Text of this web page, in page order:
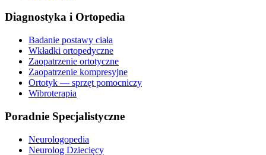
Diagnostyka i Ortopedia
Badanie postawy ciała
Wkładki ortopedyczne
Zaopatrzenie ortotyczne
Zaopatrzenie kompresyjne
Ortotyk — sprzęt pomocniczy
Wibroterapia
Poradnie Specjalistyczne
Neurologopedia
Neurolog Dziecięcy